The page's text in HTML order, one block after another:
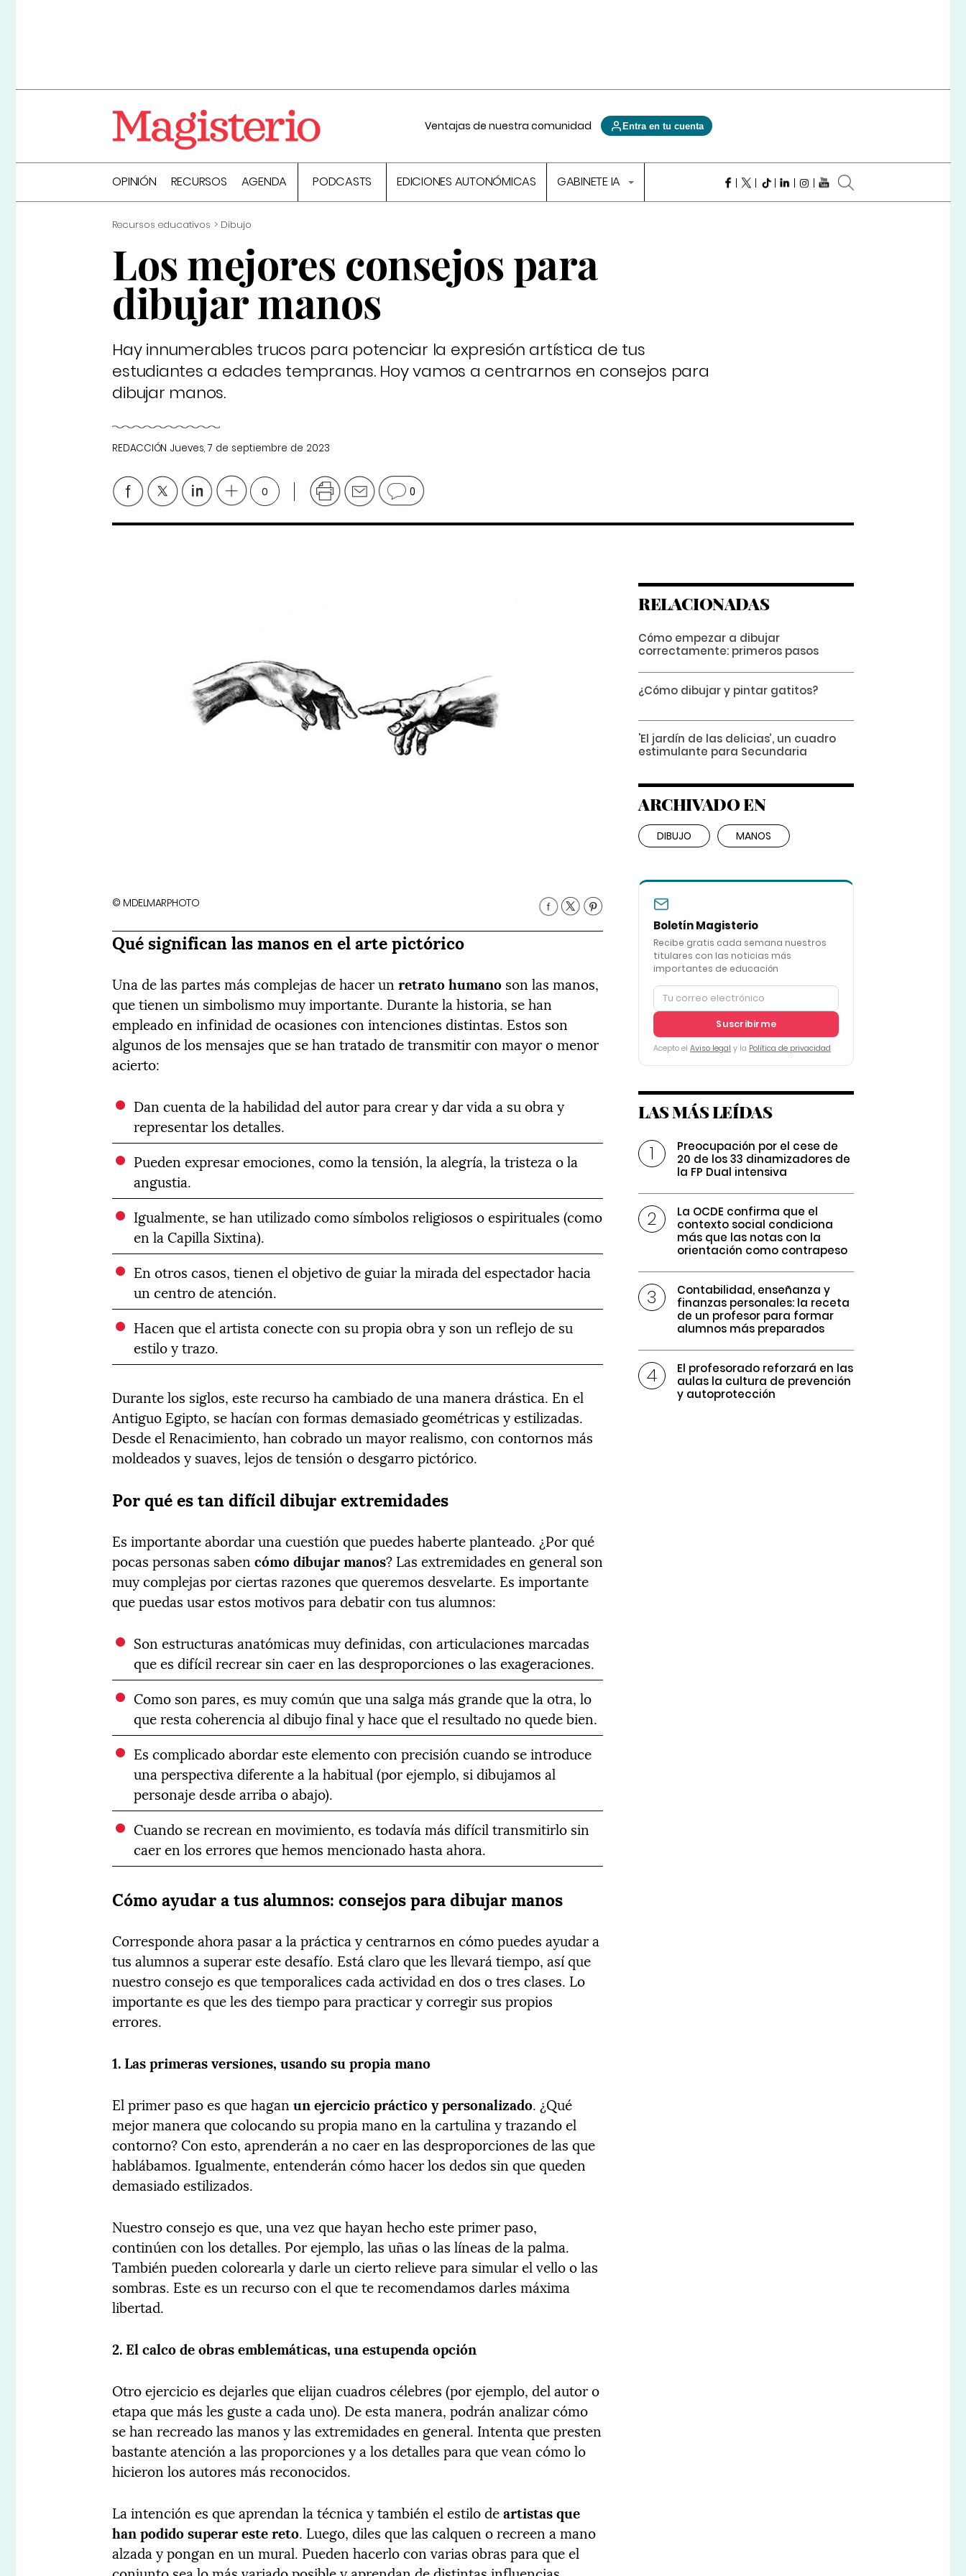
Ventajas de nuestra comunidad Entra en tu cuenta
OPINIÓN RECURSOS AGENDA PODCASTS EDICIONES AUTONÓMICAS GABINETE IA
Recursos educativos Dibujo
Los mejores consejos para
dibujar manos
Hay innumerables trucos para potenciar la expresión artística de tus
estudiantes a edades tempranas. Hoy vamos a centrarnos en consejos para
dibujar manos.
REDACCIÓN Jueves, 7 de septiembre de 2023
0 0
© MDELMARPHOTO
Qué significan las manos en el arte pictórico
Una de las partes más complejas de hacer unretrato humano son las manos,
que tienen un simbolismo muy importante. Durante la historia, se han
empleado en infinidad de ocasiones con intenciones distintas. Estos son
algunos de los mensajes que se han tratado de transmitir con mayor o menor
acierto:
Dan cuenta de la habilidad del autor para crear y dar vida a su obra y
representar los detalles.
Pueden expresar emociones, como la tensión, la alegría, la tristeza o la
angustia.
Igualmente, se han utilizado como símbolos religiosos o espirituales (como
en la Capilla Sixtina).
En otros casos, tienen el objetivo de guiar la mirada del espectador hacia
un centro de atención.
Hacen que el artista conecte con su propia obra y son un reflejo de su
estilo y trazo.
Durante los siglos, este recurso ha cambiado de una manera drástica. En el
Antiguo Egipto, se hacían con formas demasiado geométricas y estilizadas.
Desde el Renacimiento, han cobrado un mayor realismo, con contornos más
moldeados y suaves, lejos de tensión o desgarro pictórico.
Por qué es tan difícil dibujar extremidades
Es importante abordar una cuestión que puedes haberte planteado. ¿Por qué
pocas personas sabencómo dibujar manos? Las extremidades en general son
muy complejas por ciertas razones que queremos desvelarte. Es importante
que puedas usar estos motivos para debatir con tus alumnos:
Son estructuras anatómicas muy definidas, con articulaciones marcadas
que es difícil recrear sin caer en las desproporciones o las exageraciones.
Como son pares, es muy común que una salga más grande que la otra, lo
que resta coherencia al dibujo final y hace que el resultado no quede bien.
Es complicado abordar este elemento con precisión cuando se introduce
una perspectiva diferente a la habitual (por ejemplo, si dibujamos al
personaje desde arriba o abajo).
Cuando se recrean en movimiento, es todavía más difícil transmitirlo sin
caer en los errores que hemos mencionado hasta ahora.
Cómo ayudar a tus alumnos: consejos para dibujar manos
Corresponde ahora pasar a la práctica y centrarnos en cómo puedes ayudar a
tus alumnos a superar este desafío. Está claro que les llevará tiempo, así que
nuestro consejo es que temporalices cada actividad en dos o tres clases. Lo
importante es que les des tiempo para practicar y corregir sus propios
errores.
1. Las primeras versiones, usando su propia mano
El primer paso es que hagan un ejercicio práctico y personalizado. ¿Qué
mejor manera que colocando su propia mano en la cartulina y trazando el
contorno? Con esto, aprenderán a no caer en las desproporciones de las que
hablábamos. Igualmente, entenderán cómo hacer los dedos sin que queden
demasiado estilizados.
Nuestro consejo es que, una vez que hayan hecho este primer paso,
continúen con los detalles. Por ejemplo, las uñas o las líneas de la palma.
También pueden colorearla y darle un cierto relieve para simular el vello o las
sombras. Este es un recurso con el que te recomendamos darles máxima
libertad.
2. El calco de obras emblemáticas, una estupenda opción
Otro ejercicio es dejarles que elijan cuadros célebres (por ejemplo, del autor o
etapa que más les guste a cada uno). De esta manera, podrán analizar cómo
se han recreado las manos y las extremidades en general. Intenta que presten
bastante atención a las proporciones y a los detalles para que vean cómo lo
hicieron los autores más reconocidos.
La intención es que aprendan la técnica y también el estilo deartistas que
han podido superar este reto. Luego, diles que las calquen o recreen a mano
alzada y pongan en un mural. Pueden hacerlo con varias obras para que el
RELACIONADAS
Cómo empezar a dibujar
correctamente: primeros pasos
¿Cómo dibujar y pintar gatitos?
'El jardín de las delicias’, un cuadro
estimulante para Secundaria
ARCHIVADO EN
DIBUJO MANOS
Boletín Magisterio
Recibe gratis cada semana nuestros
titulares con las noticias más
importantes de educación
Suscribirme
Acepto el Aviso legal y la Política de privacidad
LAS MÁS LEÍDAS
Preocupación por el cese de
20 de los 33 dinamizadores de
la FP Dual intensiva
La OCDE confirma que el
contexto social condiciona
más que las notas con la
orientación como contrapeso
Contabilidad, enseñanza y
finanzas personales: la receta
de un profesor para formar
alumnos más preparados
El profesorado reforzará en las
aulas la cultura de prevención
y autoprotección